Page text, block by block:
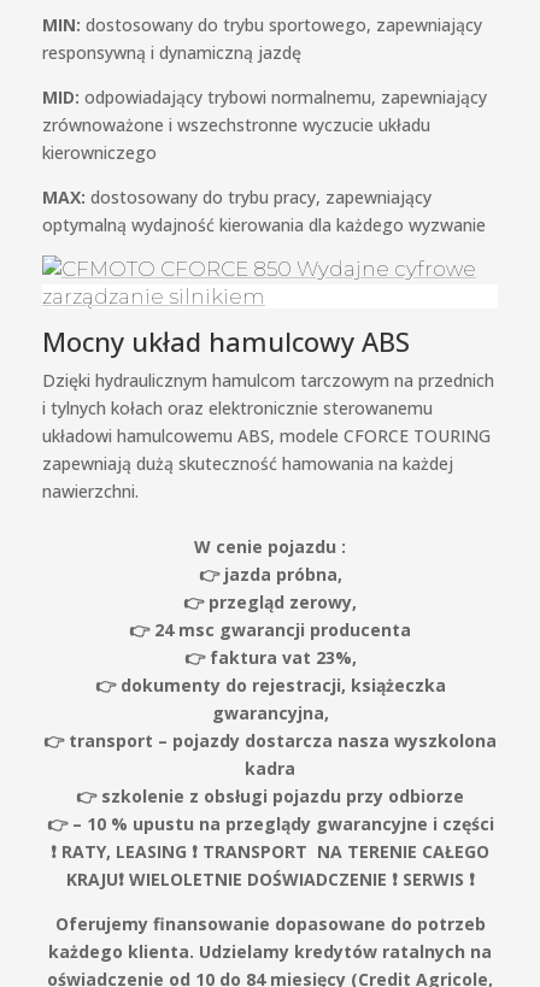
MIN: dostosowany do trybu sportowego, zapewniający
responsywną i dynamiczną jazdę
MID: odpowiadający trybowi normalnemu, zapewniający
zrównoważone i wszechstronne wyczucie układu
kierowniczego
MAX: dostosowany do trybu pracy, zapewniający
optymalną wydajność kierowania dla każdego wyzwanie
Mocny układ hamulcowy ABS
Dzięki hydraulicznym hamulcom tarczowym na przednich
i tylnych kołach oraz elektronicznie sterowanemu
układowi hamulcowemu ABS, modele CFORCE TOURING
zapewniają dużą skuteczność hamowania na każdej
nawierzchni.
W cenie pojazdu :
👉 jazda próbna,
👉 przegląd zerowy,
👉 24 msc gwarancji producenta
👉 faktura vat 23%,
👉 dokumenty do rejestracji, książeczka
gwarancyjna,
👉 transport – pojazdy dostarcza nasza wyszkolona
kadra
👉 szkolenie z obsługi pojazdu przy odbiorze
👉 – 10 % upustu na przeglądy gwarancyjne i części
❗️ RATY, LEASING ❗️ TRANSPORT NA TERENIE CAŁEGO
KRAJU❗️ WIELOLETNIE DOŚWIADCZENIE ❗️ SERWIS ❗️
Oferujemy finansowanie dopasowane do potrzeb
każdego klienta. Udzielamy kredytów ratalnych na
oświadczenie od 10 do 84 miesięcy (Credit Agricole,